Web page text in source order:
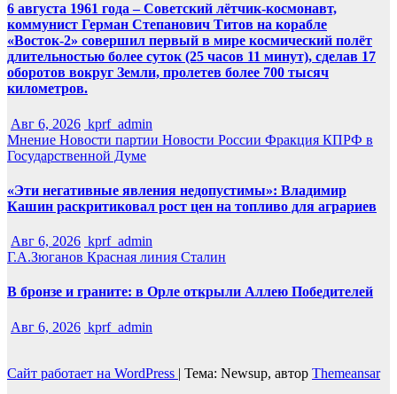
6 августа 1961 года – Советский лётчик-космонавт,
коммунист Герман Степанович Титов на корабле
«Восток-2» совершил первый в мире космический полёт
длительностью более суток (25 часов 11 минут), сделав 17
оборотов вокруг Земли, пролетев более 700 тысяч
километров.
Авг 6, 2026 kprf_admin
Мнение Новости партии Новости России Фракция КПРФ в
Государственной Думе
«Эти негативные явления недопустимы»: Владимир
Кашин раскритиковал рост цен на топливо для аграриев
Авг 6, 2026 kprf_admin
Г.А.Зюганов Красная линия Сталин
В бронзе и граните: в Орле открыли Аллею Победителей
Авг 6, 2026 kprf_admin
Сайт работает на WordPress | Тема: Newsup, автор Themeansar